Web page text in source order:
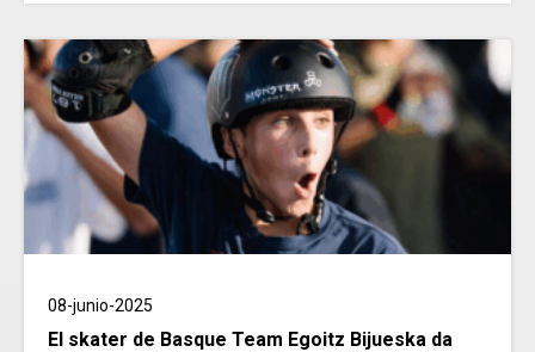
08-junio-2025
El skater de Basque Team Egoitz Bijueska da